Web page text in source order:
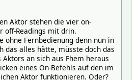
Aktor stehen die vier on-
off-Readings mit drin.
ohne Fernbedienung denn nun in
das alles hätte, müsste doch das
an sich aus Fhem heraus
eines On-Befehls auf den im
Aktor funktionieren. Oder?